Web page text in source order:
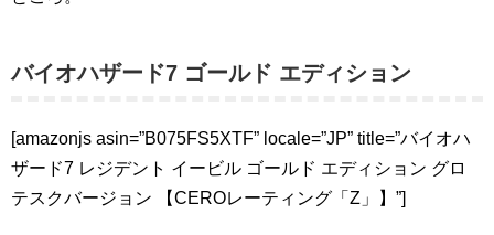
バイオハザード7 ゴールド エディション
[amazonjs asin=”B075FS5XTF” locale=”JP” title=”バイオハ
ザード7 レジデント イービル ゴールド エディション グロ
テスクバージョン 【CEROレーティング「Z」】”]